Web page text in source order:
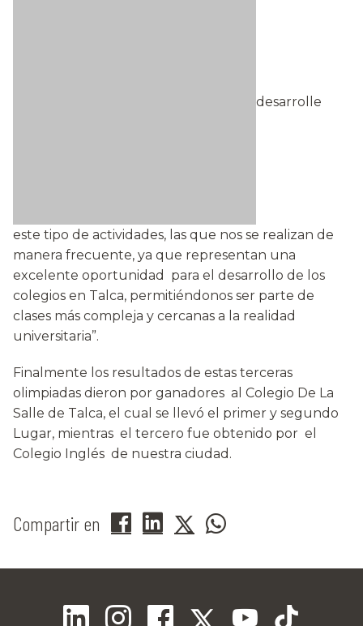
desarrolle
este tipo de actividades, las que nos se realizan de
manera frecuente, ya que representan una
excelente oportunidad para el desarrollo de los
colegios en Talca, permitiéndonos ser parte de
clases más compleja y cercanas a la realidad
universitaria”.
Finalmente los resultados de estas terceras
olimpiadas dieron por ganadores al Colegio De La
Salle de Talca, el cual se llevó el primer y segundo
Lugar, mientras el tercero fue obtenido por el
Colegio Inglés de nuestra ciudad.
Compartir en